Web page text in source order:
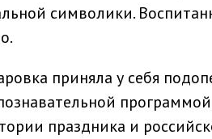
символики.
приняла у себя
праздника и